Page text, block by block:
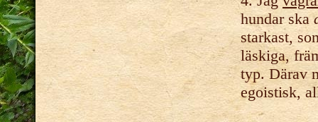
hundar ska
starkast,
läskiga,
typ. Därav
egoistisk,